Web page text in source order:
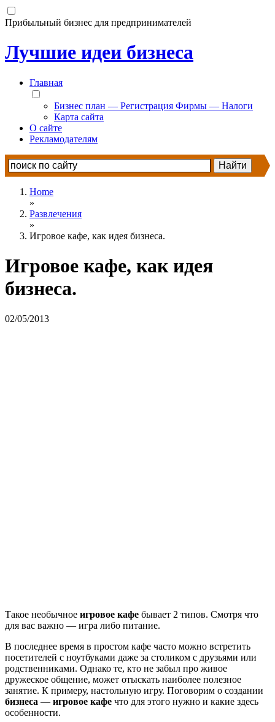
Прибыльный бизнес для предпринимателей
Лучшие идеи бизнеса
Главная
Бизнес план — Регистрация Фирмы — Налоги
Карта сайта
О сайте
Рекламодателям
Home
»
Развлечения
»
Игровое кафе, как идея бизнеса.
Игровое кафе, как идея
бизнеса.
02/05/2013
Такое необычное игровое кафе бывает 2 типов. Смотря что
для вас важно — игра либо питание.
В последнее время в простом кафе часто можно встретить
посетителей с ноутбуками даже за столиком с друзьями или
родственниками. Однако те, кто не забыл про живое
дружеское общение, может отыскать наиболее полезное
занятие. К примеру, настольную игру. Поговорим о создании
бизнеса — игровое кафе что для этого нужно и какие здесь
особенности.